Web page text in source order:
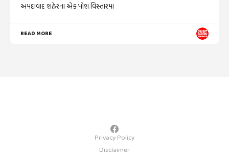
અમદાવાદ શહેરના એક પોશ વિસ્તારમા
READ MORE
Privacy Policy
Disclaimer